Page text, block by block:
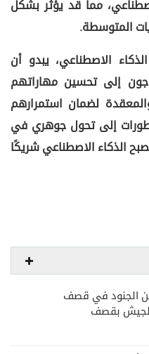
مما قد يؤثر بشكل
المتوسطة.
الاصطناعي، يبدو أن
إلى تحسين مهاراتهم
والمعقدة لضمان استمرارهم
إلى تحول جوهري في
الذكاء الاصطناعي شريكًا
الجنود في قصف
بقصف